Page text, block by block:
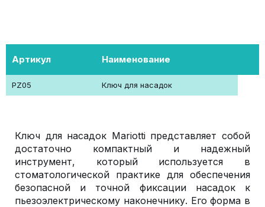
Артикул Наименование
PZ05 Ключ для насадок
Ключ для насадок Mariotti представляет собой
достаточно компактный и надежный
инструмент, который используется в
стоматологической практике для обеспечения
безопасной и точной фиксации насадок к
пьезоэлектрическому наконечнику. Его форма в